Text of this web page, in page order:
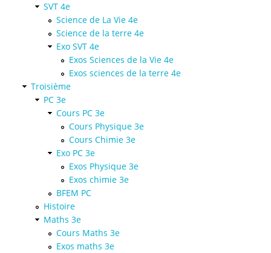
SVT 4e
Science de La Vie 4e
Science de la terre 4e
Exo SVT 4e
Exos Sciences de la Vie 4e
Exos sciences de la terre 4e
Troisième
PC 3e
Cours PC 3e
Cours Physique 3e
Cours Chimie 3e
Exo PC 3e
Exos Physique 3e
Exos chimie 3e
BFEM PC
Histoire
Maths 3e
Cours Maths 3e
Exos maths 3e